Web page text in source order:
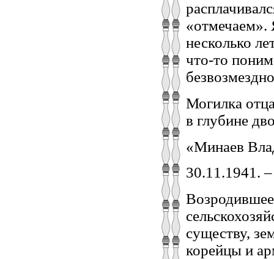
«отмечаем».
несколько
что-то
Могилка
в глубине
«Минаев
30.11.1941.
существу,
корейцы и